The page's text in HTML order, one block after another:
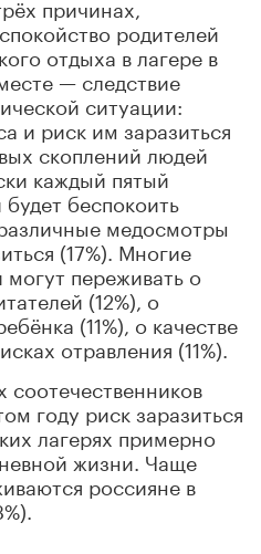
причинах,
родителей
отдыха в лагере в
— следствие
ситуации:
и риск им заразиться
скоплений людей
каждый пятый
беспокоить
медосмотры
(17%). Многие
переживать о
(12%), о
(11%), о качестве
отравления (11%).
году риск заразиться
лагерях примерно
жизни. Чаще
россияне в